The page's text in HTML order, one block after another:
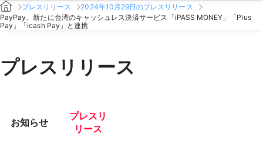
プレスリリース
2024年10月29日のプレスリリース
PayPay、新たに台湾のキャッシュレス決済サービス「iPASS MONEY」「Plus
Pay」「icash Pay」と連携
プレスリリース
お知らせ
プレスリ
リース